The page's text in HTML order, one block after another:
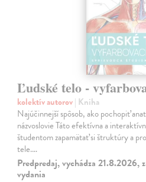
Ľudské telo -
kolektív autorov| Kniha
Najúčinnejší spôsob, ako pochopiť
názvoslovie Táto efektívna a
študentom zapamätať si štruktúry a
tele.…
Predpredaj, vychádza 21.8.2026,
vydania